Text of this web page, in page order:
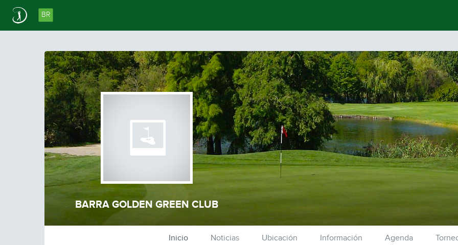
BR
BARRA GOLDEN GREEN CLUB
Inicio Noticias Ubicación Información Agenda